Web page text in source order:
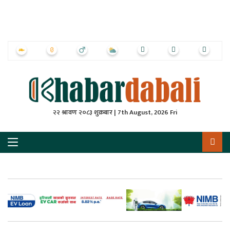
२२ श्रावण २०८३ शुक्रबार | 7th August, 2026 Fri